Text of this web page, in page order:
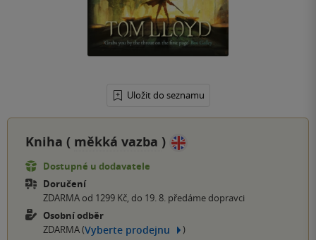
Uložit do seznamu
Kniha ( měkká vazba )
Dostupné u dodavatele
Doručení
ZDARMA od 1299 Kč, do 19. 8. předáme dopravci
Osobní odběr
ZDARMA (Vyberte prodejnu )